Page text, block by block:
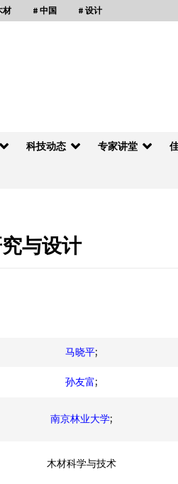
材 # 中国 # 设计
科技动态 专家讲堂
香山工坊：苏州古建的当代诠释
温岭有人自建木结构生态屋造价约200
2012年9月23日
抗台风的木结构建筑可以有
与设计
马晓平;
孙友富;
南京林业大学;
木材科学与技术